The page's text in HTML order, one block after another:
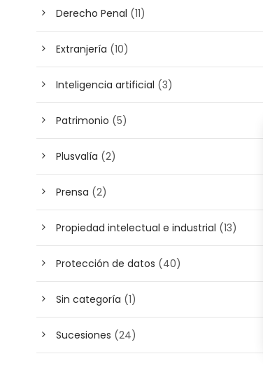
Derecho Penal (11)
Extranjería (10)
Inteligencia artificial (3)
Patrimonio (5)
Plusvalía (2)
Prensa (2)
Propiedad intelectual e industrial (13)
Protección de datos (40)
Sin categoría (1)
Sucesiones (24)